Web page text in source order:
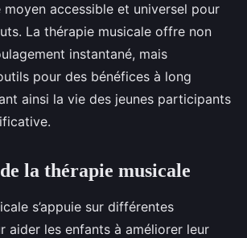
moyen accessible et universel pour
La thérapie musicale offre non
instantané, mais
pour des bénéfices à long
ainsi la vie des jeunes participants
la thérapie musicale
s’appuie sur différentes
aider les enfants à améliorer leur